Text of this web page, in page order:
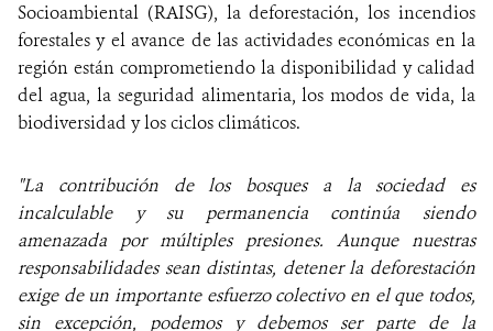
Socioambiental (RAISG), la deforestación, los incendios
forestales y el avance de las actividades económicas en la
región están comprometiendo la disponibilidad y calidad
del agua, la seguridad alimentaria, los modos de vida, la
biodiversidad y los ciclos climáticos.
"La contribución de los bosques a la sociedad es
incalculable y su permanencia continúa siendo
amenazada por múltiples presiones. Aunque nuestras
responsabilidades sean distintas, detener la deforestación
exige de un importante esfuerzo colectivo en el que todos,
sin excepción, podemos y debemos ser parte de la